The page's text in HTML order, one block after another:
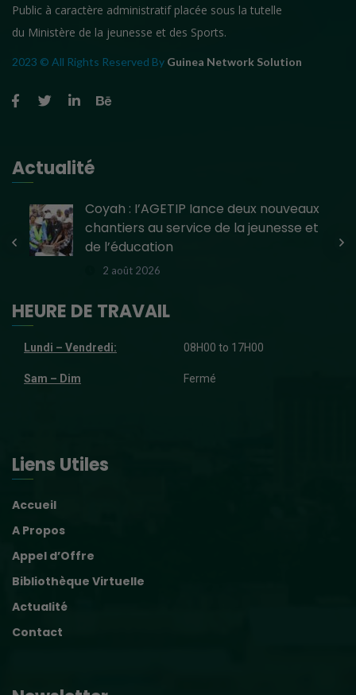
Public à caractère administratif placée sous la tutelle
du Ministère de la jeunesse et des Sports.
2023 © All Rights Reserved By Guinea Network Solution
Actualité
Coyah : l’AGETIP lance deux nouveaux
chantiers au service de la jeunesse et
de l’éducation
2 août 2026
HEURE DE TRAVAIL
Lundi – Vendredi:
Sam – Dim
08H00 to 17H00
Fermé
Liens Utiles
Accueil
A Propos
Appel d’Offre
Bibliothèque Virtuelle
Actualité
Contact